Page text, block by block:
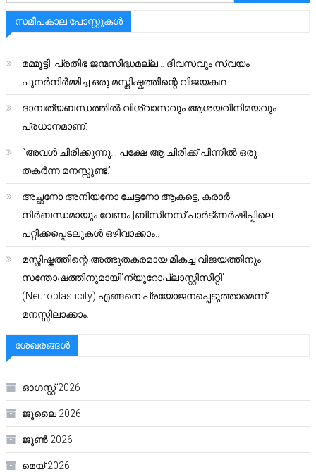
സമീപകാല പോസ്റ്റുകൾ
മമ്മൂട്ടി: പ്രതിഭ ജന്മസിദ്ധമല്ല… ദിവസവും സ്വയം
പുനർനിർമ്മിച്ച ഒരു മസ്തിഷ്കത്തിന്റെ വിജയകഥ
ദാമ്പത്യബന്ധത്തിൽ വിശ്വാസവും ആശയവിനിമയവും
പ്രധാനമാണ്.
“അവൾ ചിരിക്കുന്നു… പക്ഷേ ആ ചിരിക്ക് പിന്നിൽ ഒരു
തകർന്ന മനസ്സുണ്ട്.”
അച്ഛനോ അനിയനോ ചേട്ടനോ ആകട്ടെ, കരാർ
നിർബന്ധമായും വേണം |ബിസിനസ് പാർട്ണർഷിപ്പിലെ
പറ്റിക്കപ്പെടലുകൾ ഒഴിവാക്കാം..
മസ്തിഷ്കത്തിന്റെ അത്ഭുതകരമായ മികച്ച വിജയത്തിനും
സന്തോഷത്തിനുമായി’ന്യൂറോപ്ലാസ്റ്റിസിറ്റി’
(Neuroplasticity):എങ്ങനെ പ്രയോജനപ്പെടുത്താമെന്ന്
മനസ്സിലാക്കാം.
ശേഖരങ്ങൾ
ഓഗസ്റ്റ്‌ 2026
ജൂലൈ 2026
ജൂൺ 2026
മെയ്‌ 2026